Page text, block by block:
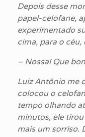
Depois desse
papel-celofane,
experimentado
cima, para o céu,
– Nossa! Que
Luiz Antônio me
colocou o
tempo olhando
minutos, ele
mais um sorriso.